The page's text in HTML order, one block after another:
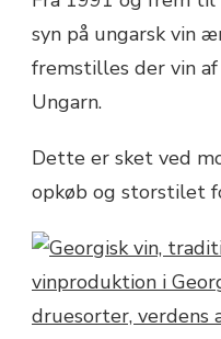
syn på ungarsk vin
fremstilles der vin
Ungarn.
Dette er sket ved
opkøb og storstilet